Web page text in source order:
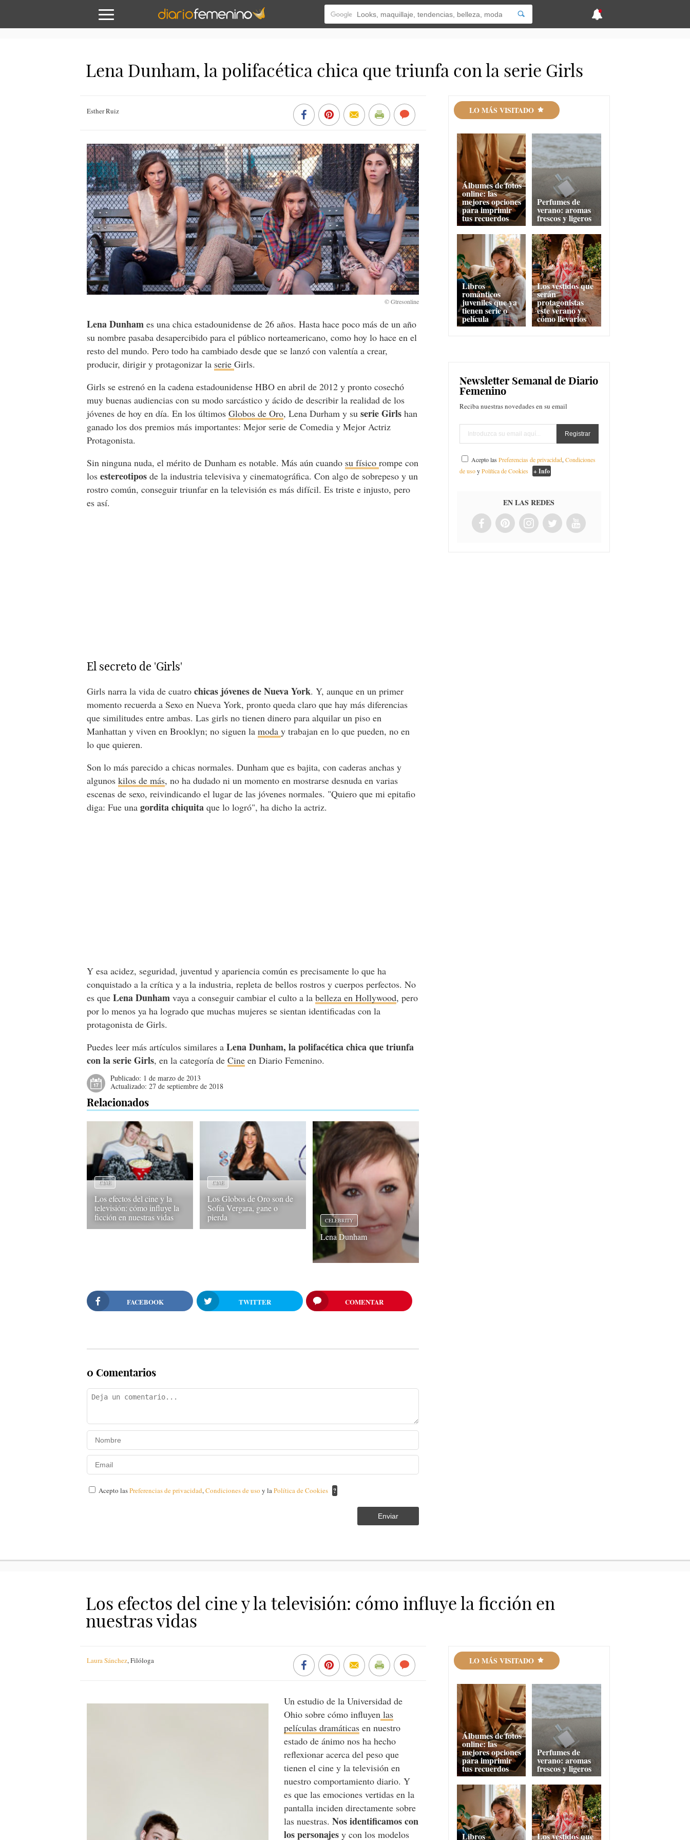
Lena Dunham, la polifacética chica que triunfa con la serie Girls
Esther Ruiz
Lena Dunham es una chica estadounidense de 26 años. Hasta hace poco más de un año
su nombre pasaba desapercibido para el público norteamericano, como hoy lo hace en el
resto del mundo. Pero todo ha cambiado desde que se lanzó con valentía a crear,
producir, dirigir y protagonizar la serieGirls.
Girls se estrenó en la cadena estadounidense HBO en abril de 2012 y pronto cosechó
muy buenas audiencias con su modo sarcástico y ácido de describir la realidad de los
jóvenes de hoy en día. En los últimosGlobos de Oro, Lena Durham y suserie Girls han
ganado los dos premios más importantes: Mejor serie de Comedia y Mejor Actriz
Protagonista.
Sin ninguna nuda, el mérito de Dunham es notable. Más aún cuando su físicorompe con
losestereotipos de la industria televisiva y cinematográfica. Con algo de sobrepeso y un
rostro común, conseguir triunfar en la televisión es más difícil. Es triste e injusto, pero
es así.
El secreto de 'Girls'
Girls narra la vida de cuatro chicas jóvenes de Nueva York. Y, aunque en un primer
momento recuerda a Sexo en Nueva York, pronto queda claro que hay más diferencias
que similitudes entre ambas. Las girls no tienen dinero para alquilar un piso en
Manhattan y viven en Brooklyn; no siguen lamoday trabajan en lo que pueden, no en
lo que quieren.
Son lo más parecido a chicas normales. Dunham que es bajita, con caderas anchas y
algunoskilos de más, no ha dudado ni un momento en mostrarse desnuda en varias
escenas de sexo, reivindicando el lugar de las jóvenes normales. "Quiero que mi epitafio
diga: Fue una gordita chiquita que lo logró", ha dicho la actriz.
Y esa acidez, seguridad, juventud y apariencia común es precisamente lo que ha
conquistado a la crítica y a la industria, repleta de bellos rostros y cuerpos perfectos. No
es queLena Dunham vaya a conseguir cambiar el culto a labelleza en Hollywood, pero
por lo menos ya ha logrado que muchas mujeres se sientan identificadas con la
protagonista de Girls.
Puedes leer más artículos similares aLena Dunham, la polifacética chica que triunfa
con la serie Girls, en la categoría deCine en Diario Femenino.
Publicado: 1 de marzo de 2013
Actualizado:27 de septiembre de 2018
Relacionados
CINE
Los efectos del cine y la
televisión: cómo influye la
ficción en nuestras vidas
CINE
Los Globos de Oro son de
Sofía Vergara, gane o
pierda
CELEBRITY
Lena Dunham
FACEBOOK TWITTER COMENTAR
0 Comentarios
Acepto lasPreferencias de privacidad,Condiciones de usoy laPolítica de Cookies ?
Enviar
LO MÁS VISITADO
Álbumes de fotos
online: las
mejores opciones
para imprimir
tus recuerdos
Perfumes de
verano: aromas
frescos y ligeros
Libros
románticos
juveniles que ya
tienen serie o
película
Los vestidos que
serán
protagonistas
este verano y
cómo llevarlos
Newsletter Semanal de Diario
Femenino
Reciba nuestras novedades en su email
Acepto lasPreferencias de privacidad,Condiciones
de usoyPolítica de Cookies + Info
EN LAS REDES
Los efectos del cine y la televisión: cómo influye la ficción en
nuestras vidas
Laura Sánchez,Filóloga
Un estudio de la Universidad de
Ohio sobre cómo influyen las
películas dramáticas en nuestro
estado de ánimo nos ha hecho
reflexionar acerca del peso que
tienen el cine y la televisión en
nuestro comportamiento diario. Y
es que las emociones vertidas en la
pantalla inciden directamente sobre
las nuestras.Nos identificamos con
los personajes y con los modelos
LO MÁS VISITADO
Álbumes de fotos
online: las
mejores opciones
para imprimir
tus recuerdos
Perfumes de
verano: aromas
frescos y ligeros
Libros Los vestidos que